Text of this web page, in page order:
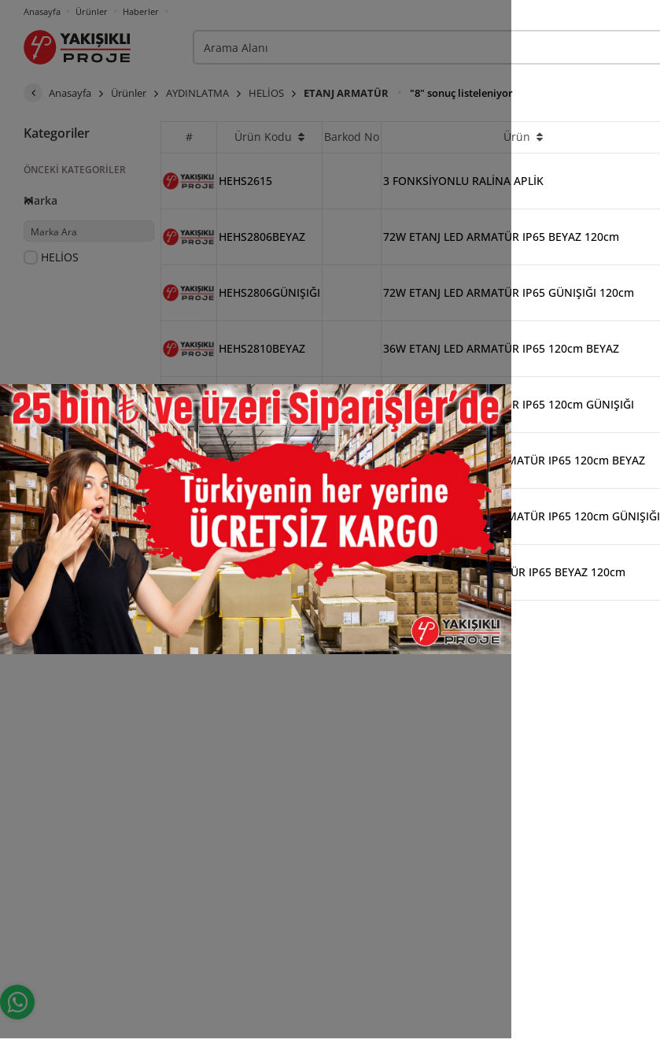
Anasayfa Ürünler Haberler
Anasayfa Ürünler AYDINLATMA HELİOS ETANJ ARMATÜR "8" sonuç listeleniyor
Kategoriler
ÖNCEKI KATEGORILER
Marka
HELİOS
# Ürün Kodu Barkod No Ürün
HEHS2615 3 FONKSİYONLU RALİNA APLİK
HEHS2806BEYAZ 72W ETANJ LED ARMATÜR IP65 BEYAZ 120cm
HEHS2806GÜNIŞIĞI 72W ETANJ LED ARMATÜR IP65 GÜNIŞIĞI 120cm
HEHS2810BEYAZ 36W ETANJ LED ARMATÜR IP65 120cm BEYAZ
HEHS2810GÜNIŞIĞI 36W ETANJ LED ARMATÜR IP65 120cm GÜNIŞIĞI
HEHS2811BEYAZ 54W ETANJ(TOMBUL)ARMATÜR IP65 120cm BEYAZ
HEHS2811GÜNIŞIĞI 54W ETANJ(TOMBUL)ARMATÜR IP65 120cm GÜNIŞIĞI
HEHS2816BEYAZ 100W ETANJ LED ARMATÜR IP65 BEYAZ 120cm
×